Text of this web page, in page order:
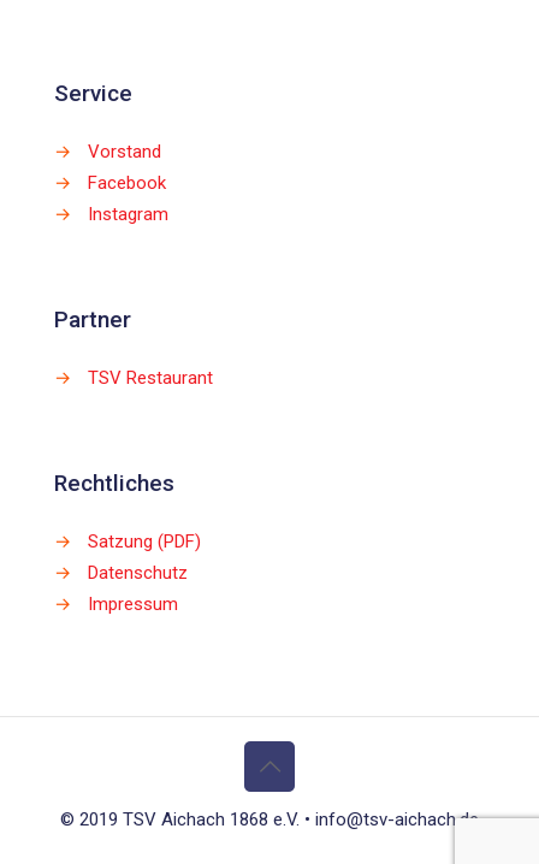
Service
→
Vorstand
→
Facebook
→
Instagram
Partner
→ TSV Restaurant
Rechtliches
→
Satzung (PDF)
→
Datenschutz
→
Impressum
© 2019 TSV Aichach 1868 e.V. • info@tsv-aichach.de